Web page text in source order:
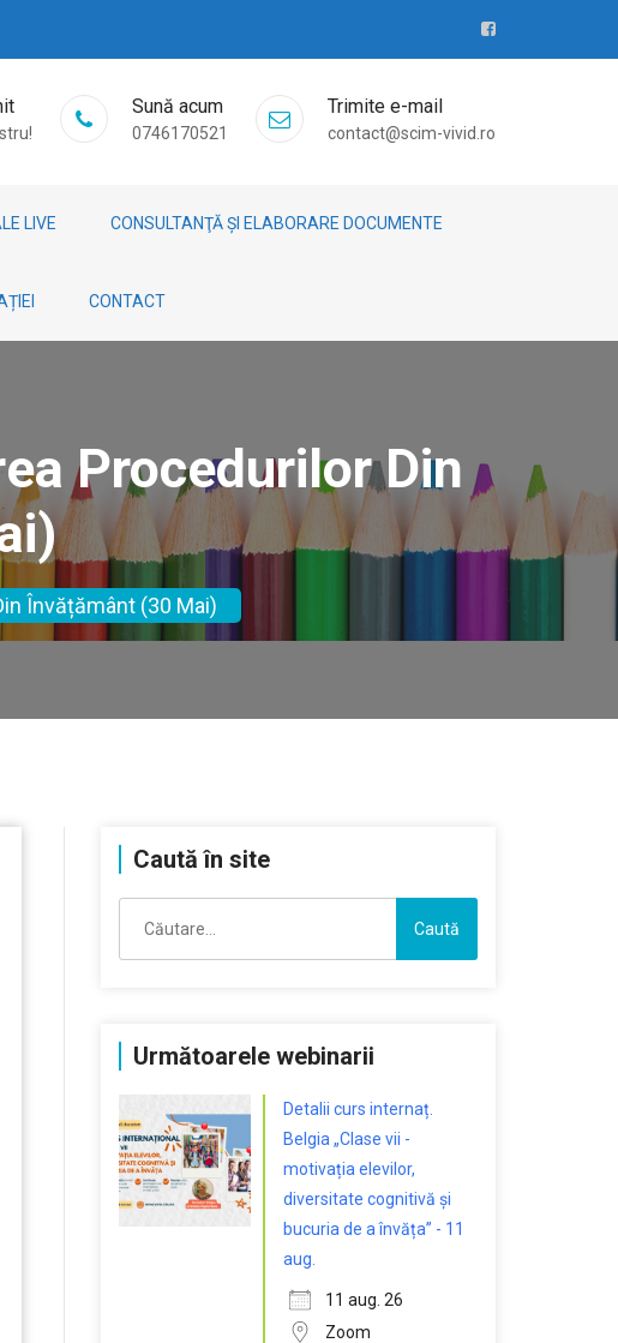
Sună acum
0746170521
Trimite e-mail
contact@scim-vivid.ro
LIVE CONSULTANŢĂ ȘI ELABORARE DOCUMENTE
CONTACT
Procedurilor Din
Învățământ (30 Mai)
Caută în site
după:
Următoarele webinarii
Detalii curs internaț.
Belgia „Clase vii -
motivația elevilor,
diversitate cognitivă și
bucuria de a învăța” - 11
aug.
11 aug. 26
Zoom